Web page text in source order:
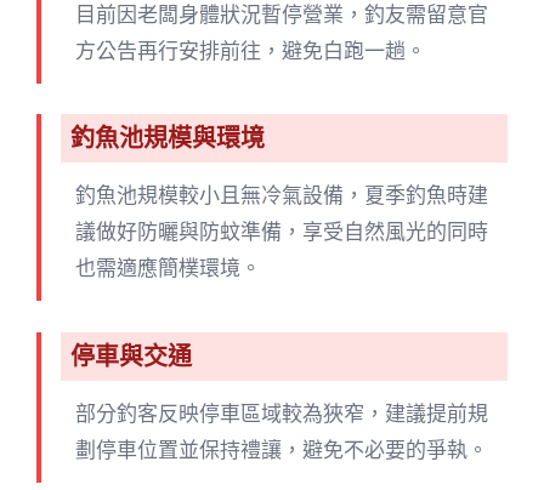
目前因老闆身體狀況暫停營業，釣友需留意官
方公告再行安排前往，避免白跑一趟。
釣魚池規模與環境
釣魚池規模較小且無冷氣設備，夏季釣魚時建
議做好防曬與防蚊準備，享受自然風光的同時
也需適應簡樸環境。
停車與交通
部分釣客反映停車區域較為狹窄，建議提前規
劃停車位置並保持禮讓，避免不必要的爭執。